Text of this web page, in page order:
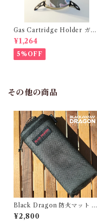
Gas Cartridge Holder ガス
カートリッジホルダー [For 2
30g gas ONLY] 7531225175
¥1,264
5%OFF
その他の商品
Black Dragon 防火マット 薪
ストーブ用 焚き火台シート 耐
熱スパッタシート チクチクし
¥2,800